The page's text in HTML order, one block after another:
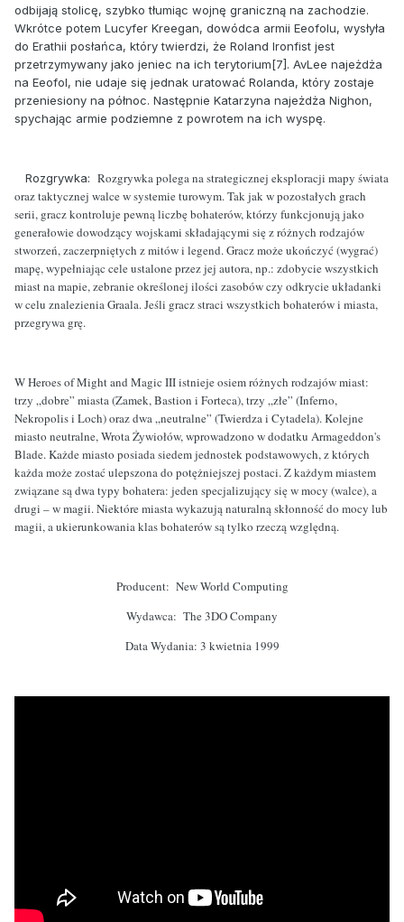
odbijają stolicę, szybko tłumiąc wojnę graniczną na zachodzie.
Wkrótce potem Lucyfer Kreegan, dowódca armii Eeofolu, wysłyła
do Erathii posłańca, który twierdzi, że Roland Ironfist jest
przetrzymywany jako jeniec na ich terytorium[7]. AvLee najeżdża
na Eeofol, nie udaje się jednak uratować Rolanda, który zostaje
przeniesiony na północ. Następnie Katarzyna najeżdża Nighon,
spychając armie podziemne z powrotem na ich wyspę.
Rozgrywka: Rozgrywka polega na strategicznej eksploracji mapy świata
oraz taktycznej walce w systemie turowym. Tak jak w pozostałych grach
serii, gracz kontroluje pewną liczbę bohaterów, którzy funkcjonują jako
generałowie dowodzący wojskami składającymi się z różnych rodzajów
stworzeń, zaczerpniętych z mitów i legend. Gracz może ukończyć (wygrać)
mapę, wypełniając cele ustalone przez jej autora, np.: zdobycie wszystkich
miast na mapie, zebranie określonej ilości zasobów czy odkrycie układanki
w celu znalezienia Graala. Jeśli gracz straci wszystkich bohaterów i miasta,
przegrywa grę.
W Heroes of Might and Magic III istnieje osiem różnych rodzajów miast:
trzy „dobre” miasta (Zamek, Bastion i Forteca), trzy „złe” (Inferno,
Nekropolis i Loch) oraz dwa „neutralne” (Twierdza i Cytadela). Kolejne
miasto neutralne, Wrota Żywiołów, wprowadzono w dodatku Armageddon's
Blade. Każde miasto posiada siedem jednostek podstawowych, z których
każda może zostać ulepszona do potężniejszej postaci. Z każdym miastem
związane są dwa typy bohatera: jeden specjalizujący się w mocy (walce), a
drugi – w magii. Niektóre miasta wykazują naturalną skłonność do mocy lub
magii, a ukierunkowania klas bohaterów są tylko rzeczą względną.
Producent: New World Computing
Wydawca: The 3DO Company
Data Wydania: 3 kwietnia 1999